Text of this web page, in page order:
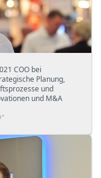
COO bei
Planung,
und
und M&A
"